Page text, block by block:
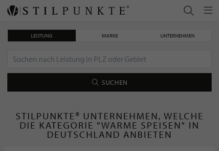
LEISTUNG MARKE UNTERNEHMEN
SUCHEN
STILPUNKTE® UNTERNEHMEN, WELCHE
DIE KATEGORIE "WARME SPEISEN" IN
DEUTSCHLAND ANBIETEN